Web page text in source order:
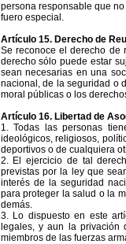
persona responsable que
fuero especial.
Artículo 15. Derecho de
Se reconoce el derecho de
derecho sólo puede estar
sean necesarias en una
nacional, de la seguridad o
moral públicas o los
Artículo 16. Libertad de
1. Todas las personas
ideológicos, religiosos,
deportivos o de cualquiera
2. El ejercicio de tal
previstas por la ley que
interés de la seguridad
para proteger la salud o la
demás.
3. Lo dispuesto en este
legales, y aun la
miembros de las fuerzas